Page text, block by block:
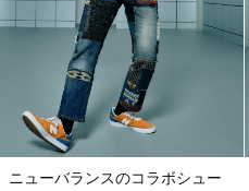
ニューバランスのコラボシュー